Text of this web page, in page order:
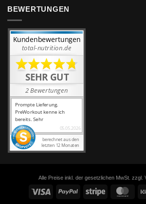
BEWERTUNGEN
Alle Preise inkl. der gesetzlichen MwSt. zzgl.
Visa PayPal Stripe